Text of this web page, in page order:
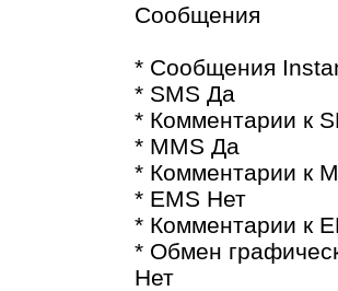
Сообщения
* Сообщения
* SMS Да
* Комментарии к
* MMS Да
* Комментарии к
* EMS Нет
* Комментарии к
* Обмен
Нет